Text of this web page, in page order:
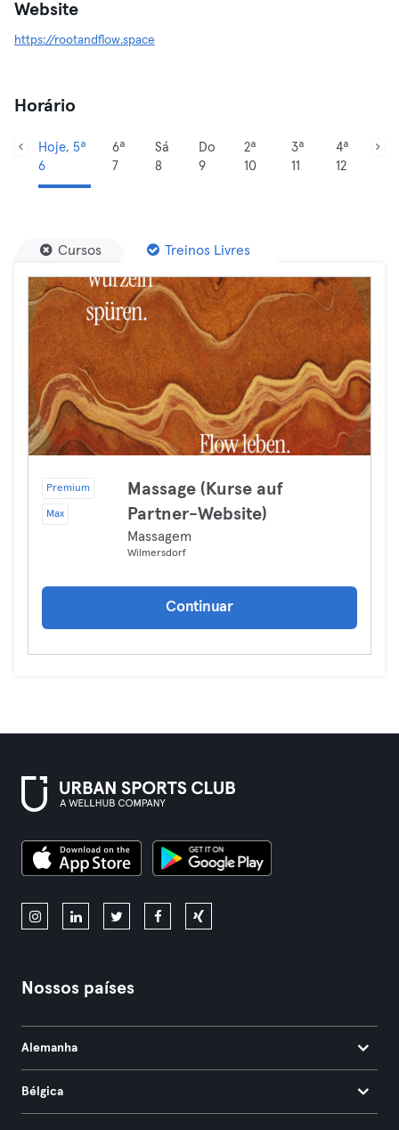
Website
https://rootandflow.space
Horário
Hoje, 5ª
6
6ª
7
Sá
8
Do
9
2ª
10
3ª
11
4ª
12
Cursos Treinos Livres
Premium
Max
Massage (Kurse auf
Partner-Website)
Massagem
Wilmersdorf
Continuar
Nossos países
Alemanha
Bélgica